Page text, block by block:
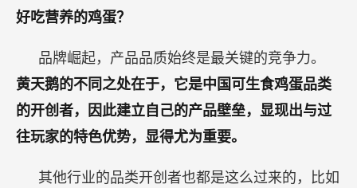
好吃营养的鸡蛋？
品牌崛起，产品品质始终是最关键的竞争力。
黄天鹅的不同之处在于，它是中国可生食鸡蛋品类
的开创者，因此建立自己的产品壁垒，显现出与过
往玩家的特色优势，显得尤为重要。
其他行业的品类开创者也都是这么过来的，比如